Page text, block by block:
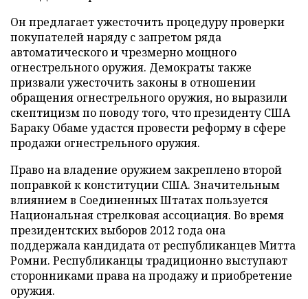
Он предлагает ужесточить процедуру проверки
покупателей наряду с запретом ряда
автоматического и чрезмерно мощного
огнестрельного оружия. Демократы также
призвали ужесточить законы в отношении
обращения огнестрельного оружия, но выразили
скептицизм по поводу того, что президенту США
Бараку Обаме удастся провести реформу в сфере
продажи огнестрельного оружия.
Право на владение оружием закреплено второй
поправкой к конституции США. Значительным
влиянием в Соединенных Штатах пользуется
Национальная стрелковая ассоциация. Во время
президентских выборов 2012 года она
поддержала кандидата от республиканцев Митта
Ромни. Республиканцы традиционно выступают
сторонниками права на продажу и приобретение
оружия.